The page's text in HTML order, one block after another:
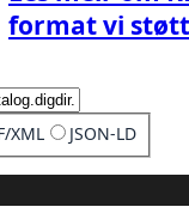
format vi
XML JSON-LD